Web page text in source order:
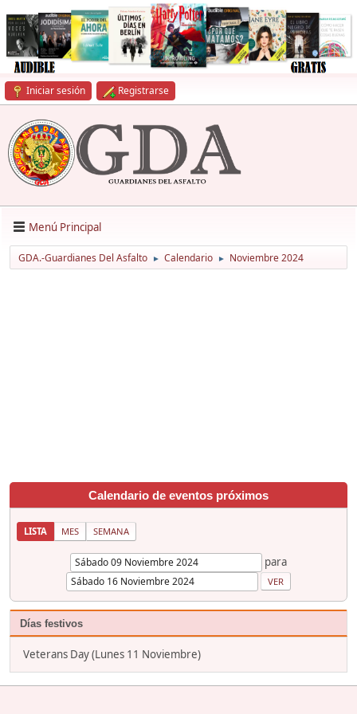
Iniciar sesión Registrarse
Menú Principal
GDA.-Guardianes Del Asfalto ► Calendario ► Noviembre 2024
Calendario de eventos próximos
LISTA MES SEMANA
para
Días festivos
Veterans Day (Lunes 11 Noviembre)